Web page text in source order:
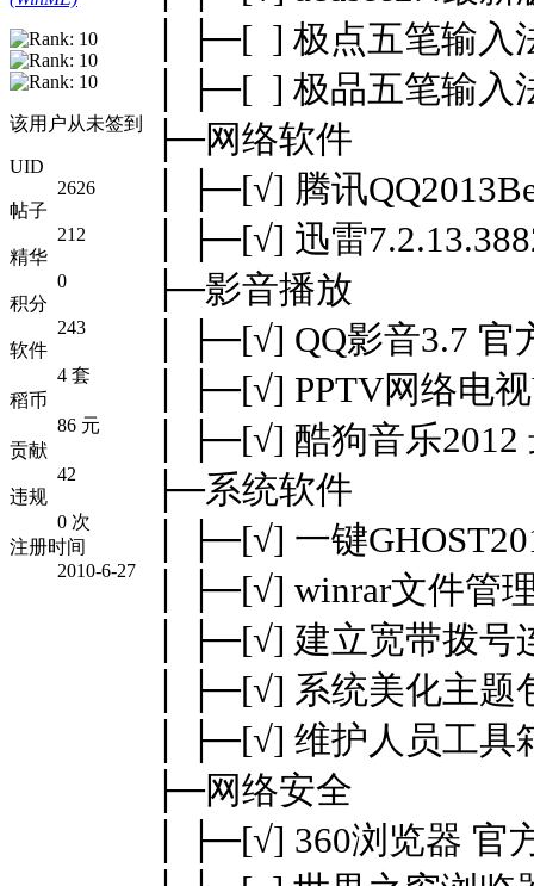
该用户从未签到
UID
2626
帖子
212
精华
0
积分
243
软件
4 套
稻币
86 元
贡献
42
违规
0 次
注册时间
2010-6-27
│ ├─[ ] 极点五笔输入
│ ├─[ ] 极品五笔输入
├─网络软件
│ ├─[√] 腾讯
│ ├─[√] 迅雷
├─影音播放
│ ├─[√] QQ影音3.7 官
│ ├─[√] PPTV网络电
│ ├─[√] 酷狗音乐2012
├─系统软件
│ ├─[√] 一键
│ ├─[√] winrar文件管
│ ├─[√] 建立宽带拨号
│ ├─[√] 系统美化主题
│ ├─[√] 维护人员工具
├─网络安全
│ ├─[√] 360浏览器 官